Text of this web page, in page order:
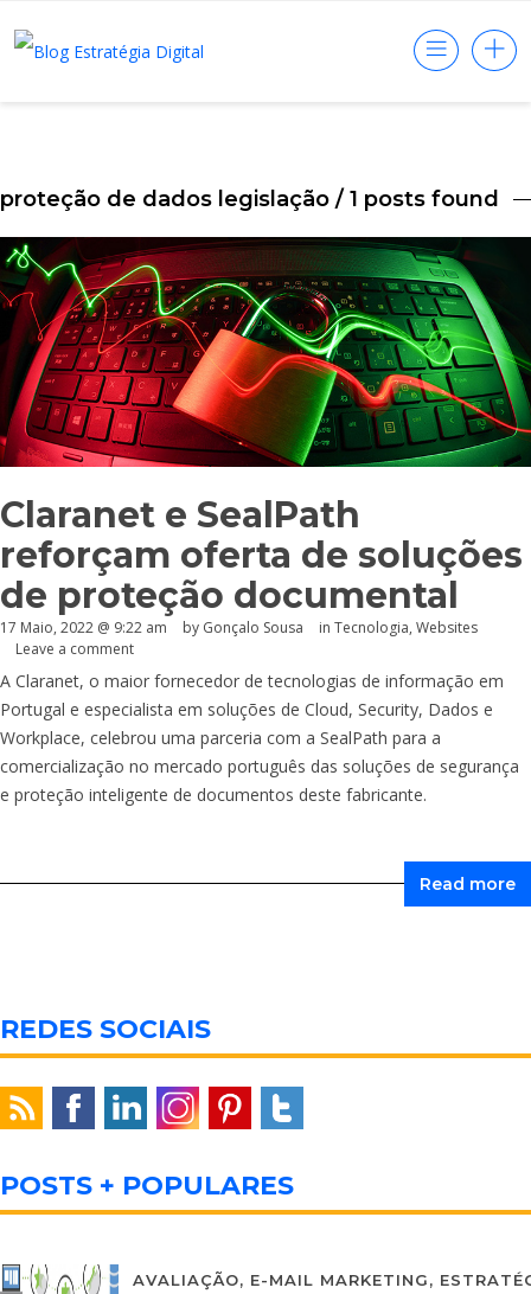
proteção de dados legislação / 1 posts found
Claranet e SealPath
reforçam oferta de soluções
de proteção documental
17 Maio, 2022 @ 9:22 am by Gonçalo Sousa in Tecnologia, Websites
Leave a comment
A Claranet, o maior fornecedor de tecnologias de informação em
Portugal e especialista em soluções de Cloud, Security, Dados e
Workplace, celebrou uma parceria com a SealPath para a
comercialização no mercado português das soluções de segurança
e proteção inteligente de documentos deste fabricante.
Read more
REDES SOCIAIS
POSTS + POPULARES
AVALIAÇÃO, E-MAIL MARKETING,